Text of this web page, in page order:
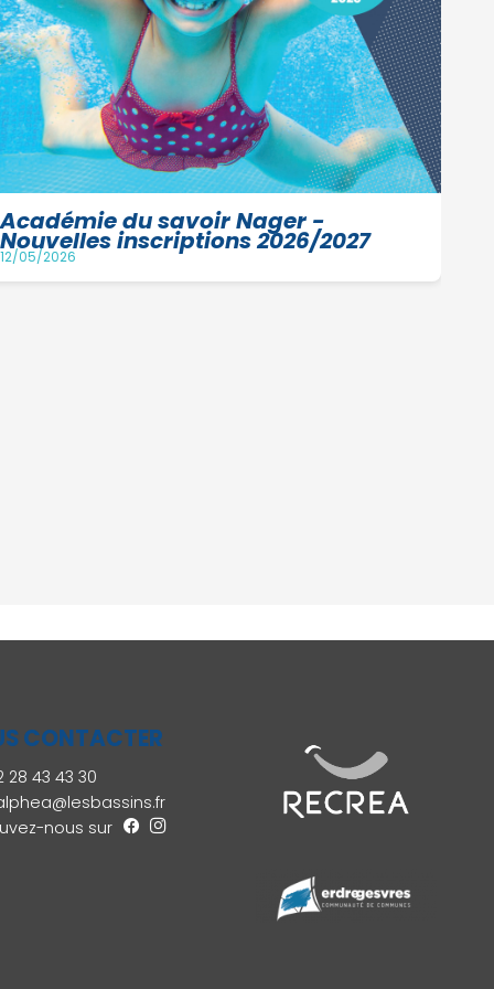
Académie du savoir Nager -
Nouvelles inscriptions 2026/2027
12/05/2026
CONTACTER
28 43 43 30
nous sur